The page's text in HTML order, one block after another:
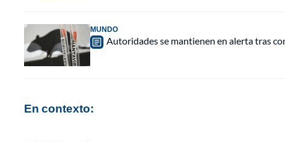
MUNDO
Autoridades se mantienen en alerta tras
En contexto: